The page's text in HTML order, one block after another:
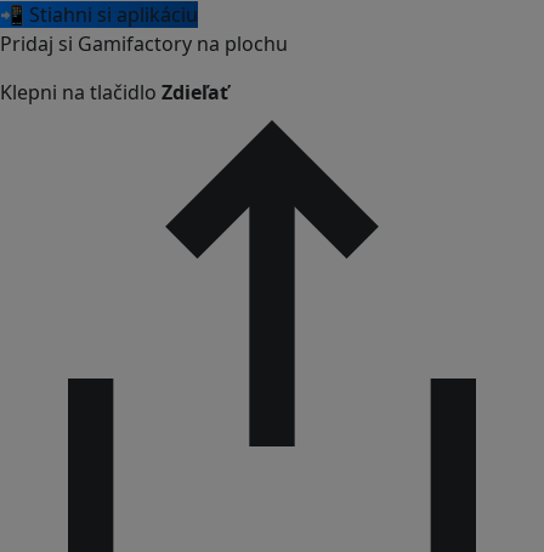
📲 Stiahni si aplikáciu
Pridaj si Gamifactory na plochu
Klepni na tlačidlo Zdieľať